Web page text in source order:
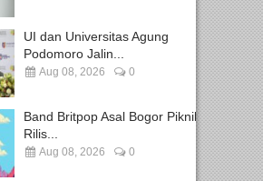
UI dan Universitas Agung
Podomoro Jalin...
Aug 08, 2026 0
Band Britpop Asal Bogor Piknik
Rilis...
Aug 08, 2026 0